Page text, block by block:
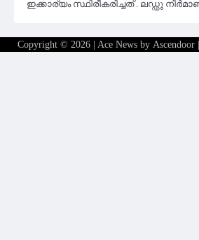
ഇക്കാര്യം സ്ഥിരീകരിച്ചത് . ലഡ്ഡു
Copyright © 2026 | Ace News by Ascendoor|